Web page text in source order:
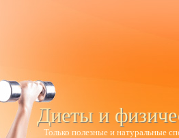
Диеты и
Только полезные и натуральные